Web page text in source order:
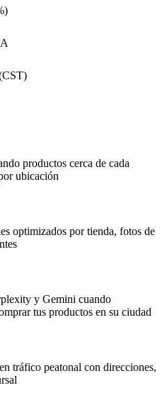
productos cerca de cada
ubicación
optimizados por tienda, fotos de
y Gemini cuando
tus productos en su ciudad
tráfico peatonal con direcciones,